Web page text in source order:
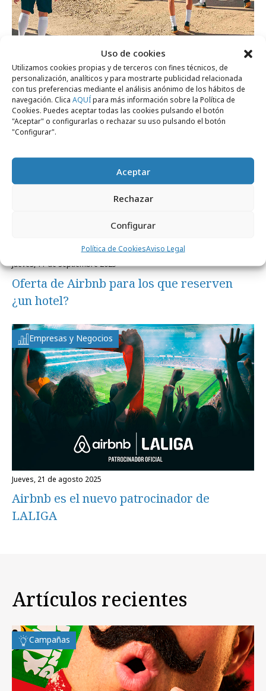
Uso de cookies
Utilizamos cookies propias y de terceros con fines técnicos, de
personalización, analíticos y para mostrarte publicidad relacionada
con tus preferencias mediante el análisis anónimo de los hábitos de
navegación. Clica AQUÍpara más información sobre la Política de
Cookies. Puedes aceptar todas las cookies pulsando el botón
"Aceptar" o configurarlas o rechazar su uso pulsando el botón
"Configurar".
Aceptar
Rechazar
Configurar
Política de CookiesAviso Legal
Airbnb y LALIGA ofrecen una experiencia
con Andrés Iniesta
Internacional
jueves, 11 de septiembre 2025
Oferta de Airbnb para los que reserven
¿un hotel?
Empresas y Negocios
jueves, 21 de agosto 2025
Airbnb es el nuevo patrocinador de
LALIGA
Artículos recientes
Campañas